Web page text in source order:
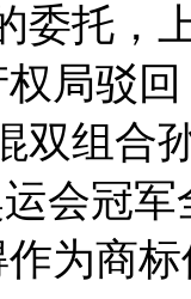
委托，
局驳
双组合
会冠
为商